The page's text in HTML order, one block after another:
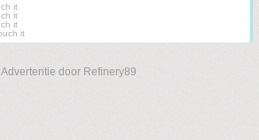
it
it
it
it
door Refinery89